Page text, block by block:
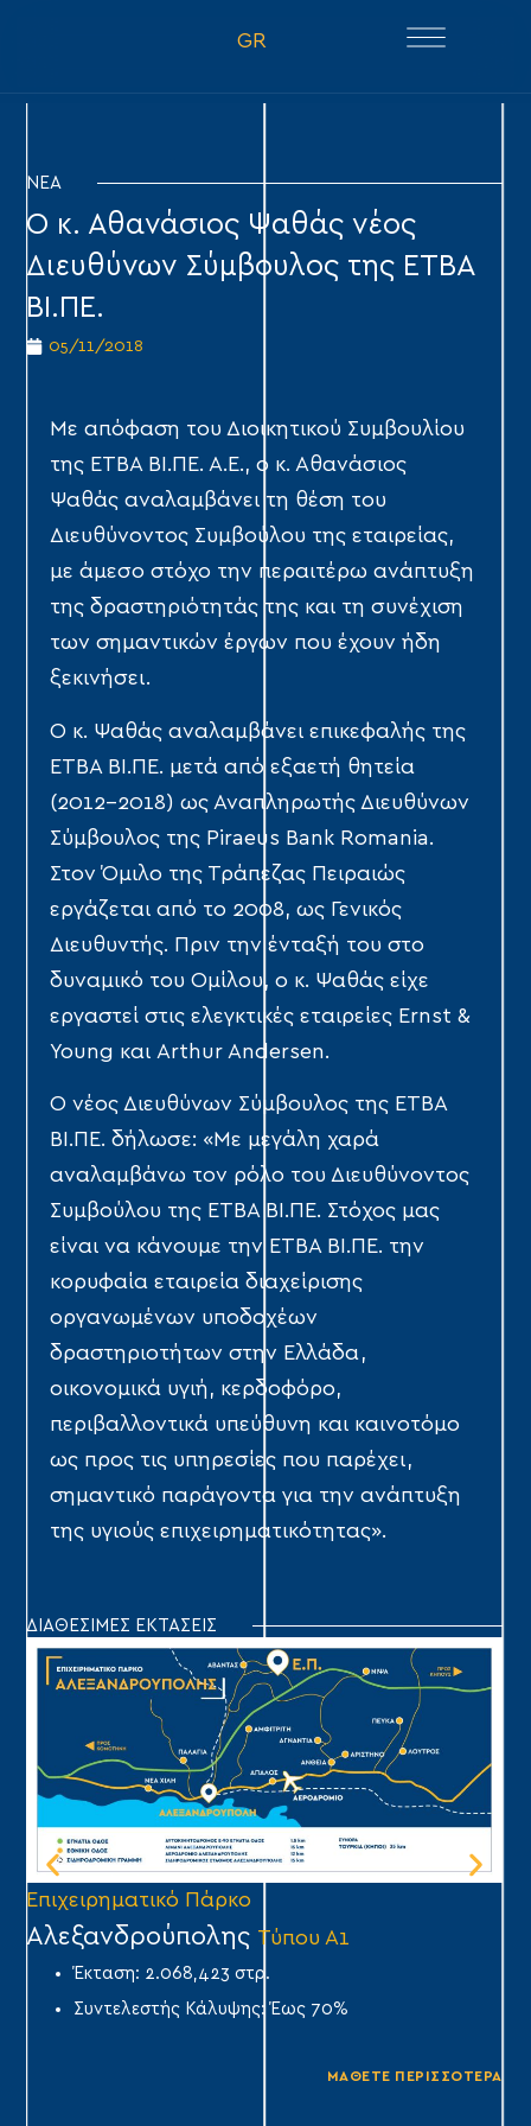
GR
ΝΕΑ
Ο κ. Αθανάσιος Ψαθάς νέος
Διευθύνων Σύμβουλος της ETBA
ΒΙ.ΠΕ.
05/11/2018
Με απόφαση του Διοικητικού Συμβουλίου
της ΕΤΒΑ ΒΙ.ΠΕ. Α.Ε., ο κ. Αθανάσιος
Ψαθάς αναλαμβάνει τη θέση του
Διευθύνοντος Συμβούλου της εταιρείας,
με άμεσο στόχο την περαιτέρω ανάπτυξη
της δραστηριότητάς της και τη συνέχιση
των σημαντικών έργων που έχουν ήδη
ξεκινήσει.
Ο κ. Ψαθάς αναλαμβάνει επικεφαλής της
ΕΤΒΑ ΒΙ.ΠΕ. μετά από εξαετή θητεία
(2012-2018) ως Αναπληρωτής Διευθύνων
Σύμβουλος της Piraeus Bank Romania.
Στον Όμιλο της Τράπεζας Πειραιώς
εργάζεται από το 2008, ως Γενικός
Διευθυντής. Πριν την ένταξή του στο
δυναμικό του Ομίλου, ο κ. Ψαθάς είχε
εργαστεί στις ελεγκτικές εταιρείες Ernst &
Young και Arthur Andersen.
Ο νέος Διευθύνων Σύμβουλος της ΕΤΒΑ
ΒΙ.ΠΕ. δήλωσε: «Με μεγάλη χαρά
αναλαμβάνω τον ρόλο του Διευθύνοντος
Συμβούλου της ΕΤΒΑ ΒΙ.ΠΕ. Στόχος μας
είναι να κάνουμε την ΕΤΒΑ ΒΙ.ΠΕ. την
κορυφαία εταιρεία διαχείρισης
οργανωμένων υποδοχέων
δραστηριοτήτων στην Ελλάδα,
οικονομικά υγιή, κερδοφόρο,
περιβαλλοντικά υπεύθυνη και καινοτόμο
ως προς τις υπηρεσίες που παρέχει,
σημαντικό παράγοντα για την ανάπτυξη
της υγιούς επιχειρηματικότητας».
ΔΙΑΘΕΣΙΜΕΣ ΕΚΤΑΣΕΙΣ
Επιχειρηματικό Πάρκο
Αλεξανδρούπολης Τύπου Α1
Έκταση: 2.068,423 στρ.
Συντελεστής Κάλυψης: Έως 70%
ΜΑΘΕΤΕ ΠΕΡΙΣΣΟΤΕΡΑ